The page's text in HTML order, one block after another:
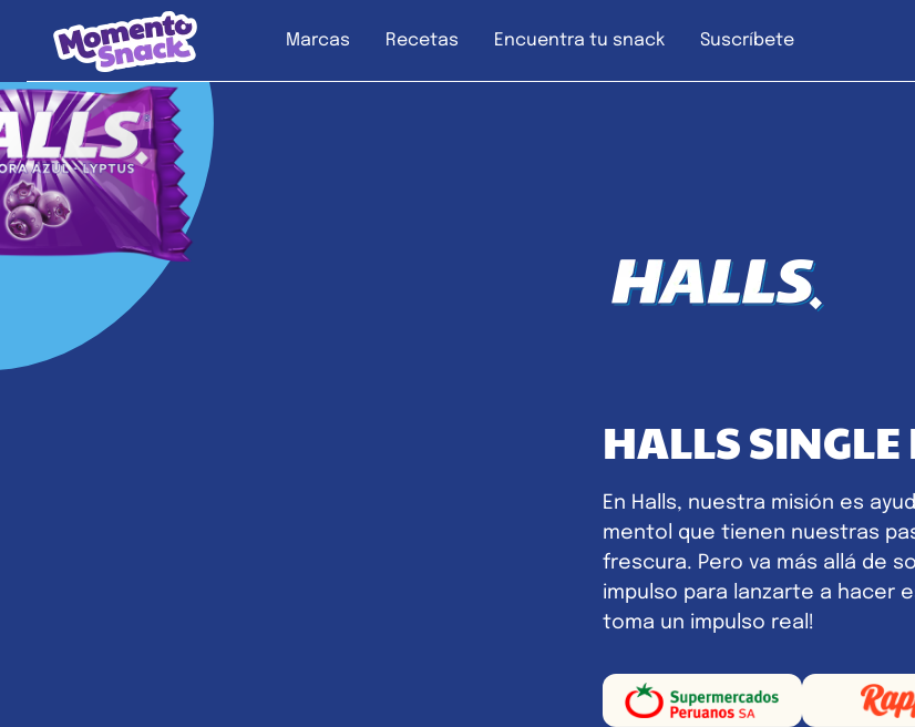
Marcas Recetas Encuentra tu snack Suscríbete
HALLS
En Halls, nuestra misión es
mentol que tienen nuestras
frescura. Pero va más allá de
impulso para lanzarte a hacer
toma un impulso real!